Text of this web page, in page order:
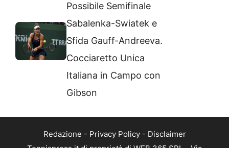
Possibile Semifinale
Sabalenka-Swiatek e
Sfida Gauff-Andreeva.
Cocciaretto Unica
Italiana in Campo con
Gibson
Redazione - Privacy Policy- Disclaimer